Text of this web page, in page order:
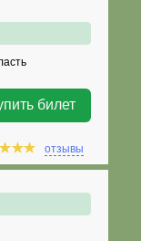
билет
отзывы